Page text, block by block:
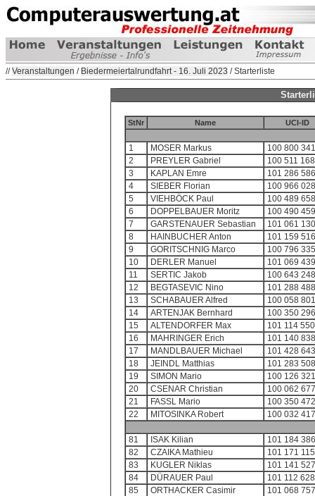
//Veranstaltungen / Biedermeiertalrundfahrt - 16. Juli 2023 / Starterliste
StNr Name UCI-ID
1 MOSER Markus
100 800
2
PREYLER Gabriel
100 511
3
KAPLAN Emre
101 286
4
SIEBER Florian
100 966
5
VIEHBÖCK Paul
100 489
6
DOPPELBAUER Moritz
100 490
7
GARSTENAUER Sebastian
101 061
8
HAINBUCHER Anton
101 159
9
GORITSCHNIG Marco
100 796
10
DERLER Manuel
101 069
11
SERTIC Jakob
100 643
12
BEGTASEVIC Nino
101 288
13
SCHABAUER Alfred
100 058
14
ARTENJAK Bernhard
100 350
15
ALTENDORFER Max
101 114
16
MAHRINGER Erich
101 140
17
MANDLBAUER Michael
101 428
18
JEINDL Matthias
101 283
19
SIMON Mario
100 126
20
CSENAR Christian
100 062
21
FASSL Mario
100 350
22
MITOSINKA Robert 100 032
81 ISAK Kilian
101 184
82
CZAIKA Mathieu
101 171
83
KUGLER Niklas
101 141
84
DÜRAUER Paul
101 112
85
ORTHACKER Casimir
101 068